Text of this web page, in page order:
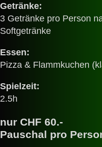
Getränke:
3 Getränke pro Person
Softgetränke
Essen:
Pizza & Flammkuchen
Spielzeit:
2.5h
nur CHF 60.-
Pauschal pro